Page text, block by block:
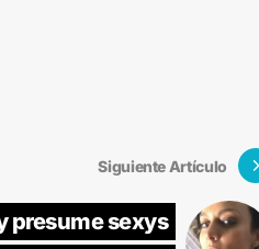
Siguiente Artículo
presume sexys